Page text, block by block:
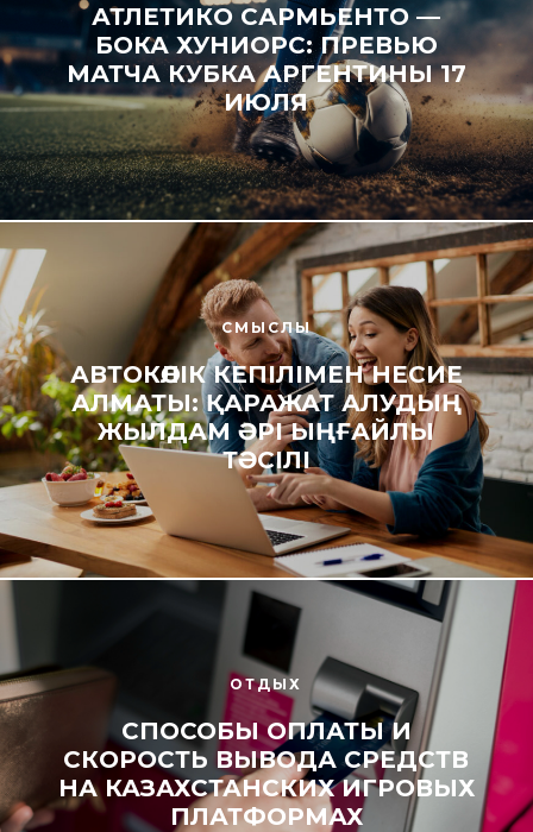
АТЛЕТИКО САРМЬЕНТО —
БОКА ХУНИОРС: ПРЕВЬЮ
МАТЧА КУБКА АРГЕНТИНЫ 17
ИЮЛЯ
СМЫСЛЫ
АВТОКӨЛІК КЕПІЛІМЕН НЕСИЕ
АЛМАТЫ: ҚАРАЖАТ АЛУДЫҢ
ЖЫЛДАМ ӘРІ ЫҢҒАЙЛЫ
ТӘСІЛІ
ОТДЫХ
СПОСОБЫ ОПЛАТЫ И
СКОРОСТЬ ВЫВОДА СРЕДСТВ
НА КАЗАХСТАНСКИХ ИГРОВЫХ
ПЛАТФОРМАХ